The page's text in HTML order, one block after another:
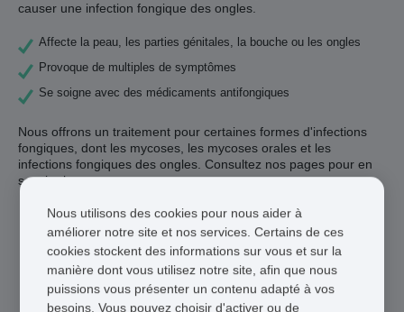
causer une infection fongique des ongles.
Affecte la peau, les parties génitales, la bouche ou les ongles
Provoque de multiples de symptômes
Se soigne avec des médicaments antifongiques
Nous offrons un traitement pour certaines formes d'infections
fongiques, dont les mycoses, les mycoses orales et les
infections fongiques des ongles. Consultez nos pages pour en
savoir plus
Praticiens agréés
Livraison 48 heures
Paiement sécurisé
Nous utilisons des cookies pour nous aider à
améliorer notre site et nos services. Certains de ces
cookies stockent des informations sur vous et sur la
manière dont vous utilisez notre site, afin que nous
puissions vous présenter un contenu adapté à vos
besoins. Vous pouvez choisir d'activer ou de